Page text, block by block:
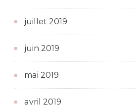
juillet 2019
juin 2019
mai 2019
avril 2019